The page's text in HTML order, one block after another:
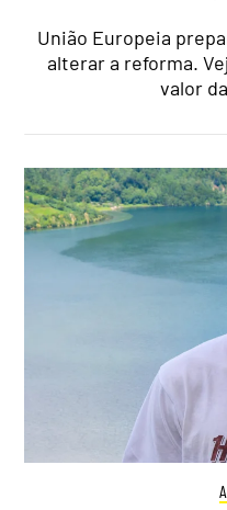
União Europeia
alterar a reforma.
valor